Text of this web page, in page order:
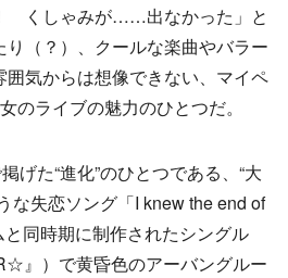
くしゃみが……出なかった」と
（？）、クールな楽曲やバラー
囲気からは想像できない、マイペ
のライブの魅力のひとつだ。
げた“進化”のひとつである、“大
な失恋ソング「I knew the end of
同時期に制作されたシングル
』）で黄昏色のアーバングルー